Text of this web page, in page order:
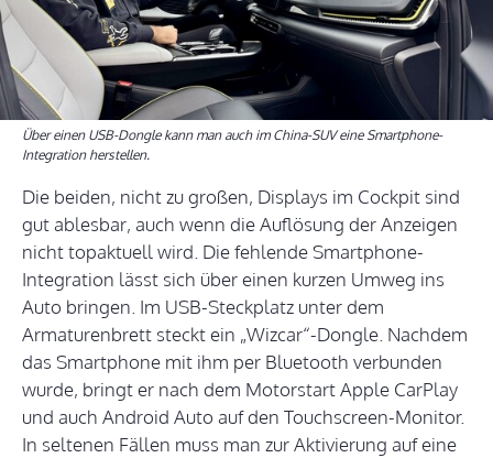
Über einen USB-Dongle kann man auch im China-SUV eine Smartphone-
Integration herstellen.
Die beiden, nicht zu großen, Displays im Cockpit sind
gut ablesbar, auch wenn die Auflösung der Anzeigen
nicht topaktuell wird. Die fehlende Smartphone-
Integration lässt sich über einen kurzen Umweg ins
Auto bringen. Im USB-Steckplatz unter dem
Armaturenbrett steckt ein „Wizcar“-Dongle. Nachdem
das Smartphone mit ihm per Bluetooth verbunden
wurde, bringt er nach dem Motorstart Apple CarPlay
und auch Android Auto auf den Touchscreen-Monitor.
In seltenen Fällen muss man zur Aktivierung auf eine